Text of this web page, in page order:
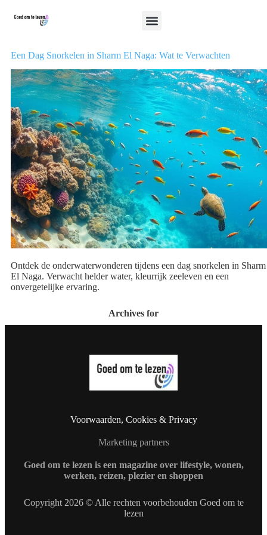
Een Dag Snorkelen in Sharm El Naga: Wat te Verwachten
Ontdek de onderwaterwonderen tijdens een dag snorkelen in Sharm
El Naga. Verwacht helder water, kleurrijk zeeleven en een
onvergetelijke ervaring.
Archives for
Voorwaarden, Cookies & Privacy
Marketing partners
Goed om te lezen is een magazine over lifestyle, wonen,
werken, reizen, plezier en shoppen
Copyright 2026 © Alle rechten voorbehouden Goed om te
lezen